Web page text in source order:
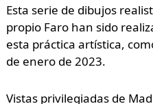
Esta serie de dibujos
propio Faro han sido
esta práctica artística,
de enero de 2023.
Vistas privilegiadas de